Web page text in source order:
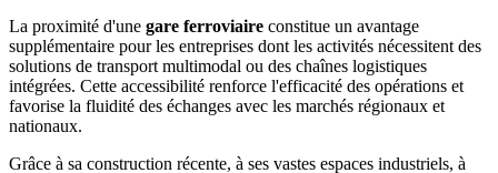
La proximité d'une gare ferroviaire constitue un avantage
supplémentaire pour les entreprises dont les activités nécessitent des
solutions de transport multimodal ou des chaînes logistiques
intégrées. Cette accessibilité renforce l'efficacité des opérations et
favorise la fluidité des échanges avec les marchés régionaux et
nationaux.
Grâce à sa construction récente, à ses vastes espaces industriels, à